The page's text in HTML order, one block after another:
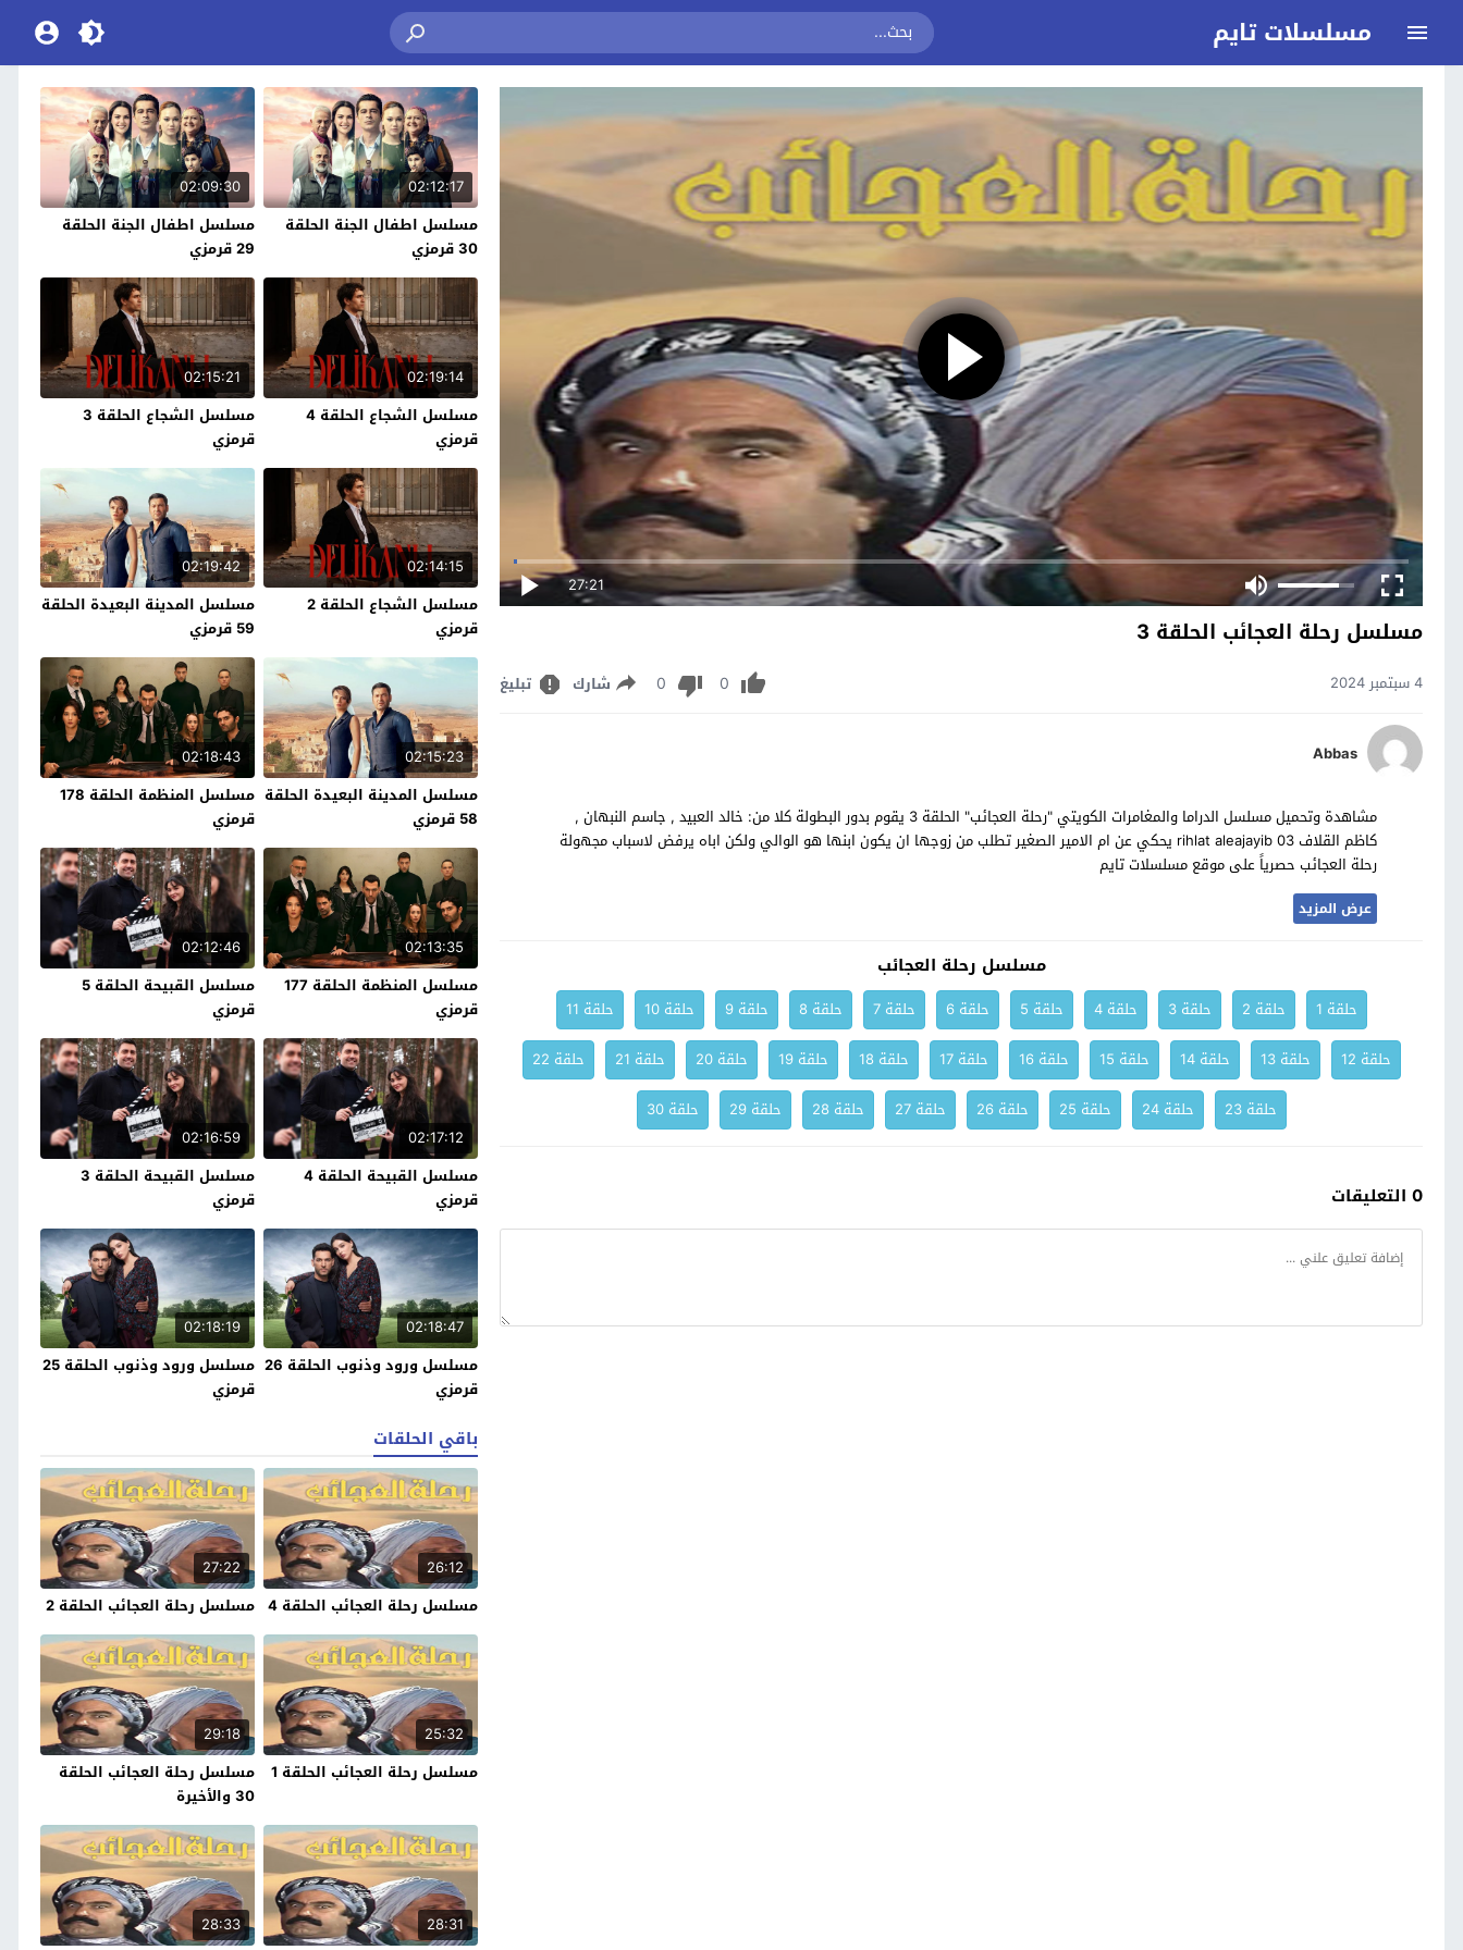
مسلسلات تايم
27:21
مسلسل رحلة العجائب الحلقة 3
4 سبتمبر 2024 0
0 شارك تبليغ
Abbas
مشاهدة وتحميل مسلسل الدراما والمغامرات الكويتي "رحلة العجائب" الحلقة 3 يقوم بدور البطولة كلا من: خالد العبيد , جاسم النبهان ,
كاظم القلاف rihlat aleajayib 03 يحكي عن ام الامير الصغير تطلب من زوجها ان يكون ابنها هو الوالي ولكن اباه يرفض لاسباب مجهولة
رحلة العجائب حصرياً على موقع مسلسلات تايم
عرض المزيد
مسلسل رحلة العجائب
حلقة 1 حلقة 2 حلقة 3 حلقة 4 حلقة 5 حلقة 6 حلقة 7 حلقة 8 حلقة 9 حلقة 10
حلقة 11
حلقة 12
حلقة 13 حلقة 14 حلقة 15 حلقة 16 حلقة 17 حلقة 18 حلقة 19 حلقة 20 حلقة 21
حلقة 22
حلقة 23
حلقة 24 حلقة 25 حلقة 26 حلقة 27 حلقة 28 حلقة 29 حلقة 30
0 التعليقات
02:12:17
مسلسل اطفال الجنة الحلقة
30 قرمزي
02:09:30
مسلسل اطفال الجنة الحلقة
29 قرمزي
02:19:14
مسلسل الشجاع الحلقة 4
قرمزي
02:15:21
مسلسل الشجاع الحلقة 3
قرمزي
02:14:15
مسلسل الشجاع الحلقة 2
قرمزي
02:19:42
مسلسل المدينة البعيدة الحلقة
59 قرمزي
02:15:23
مسلسل المدينة البعيدة الحلقة
58 قرمزي
02:18:43
مسلسل المنظمة الحلقة 178
قرمزي
02:13:35
مسلسل المنظمة الحلقة 177
قرمزي
02:12:46
مسلسل القبيحة الحلقة 5
قرمزي
02:17:12
مسلسل القبيحة الحلقة 4
قرمزي
02:16:59
مسلسل القبيحة الحلقة 3
قرمزي
02:18:47
مسلسل ورود وذنوب الحلقة 26
قرمزي
02:18:19
مسلسل ورود وذنوب الحلقة 25
قرمزي
باقي الحلقات
26:12
مسلسل رحلة العجائب الحلقة 4
27:22
مسلسل رحلة العجائب الحلقة 2
25:32
مسلسل رحلة العجائب الحلقة 1
29:18
مسلسل رحلة العجائب الحلقة
30 والأخيرة
28:31
28:33